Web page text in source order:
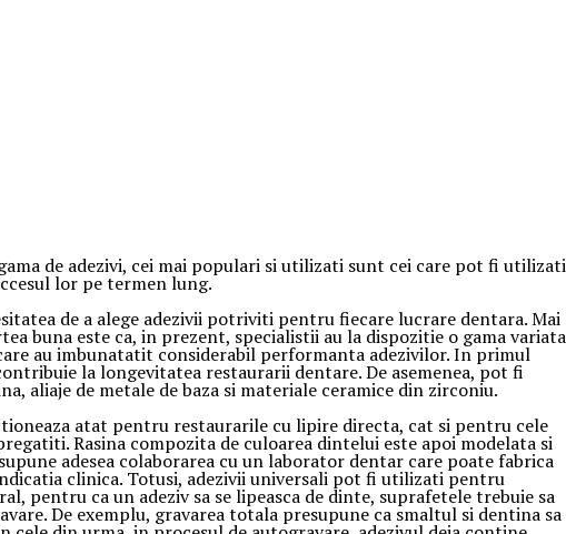
de adezivi, cei mai populari si utilizati sunt cei care pot fi utilizati
lor pe termen lung.
de a alege adezivii potriviti pentru fiecare lucrare dentara. Mai
buna este ca, in prezent, specialistii au la dispozitie o gama variata
au imbunatatit considerabil performanta adezivilor. In primul
la longevitatea restaurarii dentare. De asemenea, pot fi
aliaje de metale de baza si materiale ceramice din zirconiu.
atat pentru restaurarile cu lipire directa, cat si pentru cele
Rasina compozita de culoarea dintelui este apoi modelata si
adesea colaborarea cu un laborator dentar care poate fabrica
clinica. Totusi, adezivii universali pot fi utilizati pentru
pentru ca un adeziv sa se lipeasca de dinte, suprafetele trebuie sa
De exemplu, gravarea totala presupune ca smaltul si dentina sa